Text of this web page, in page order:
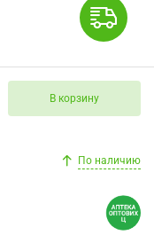
В корзину
По наличию